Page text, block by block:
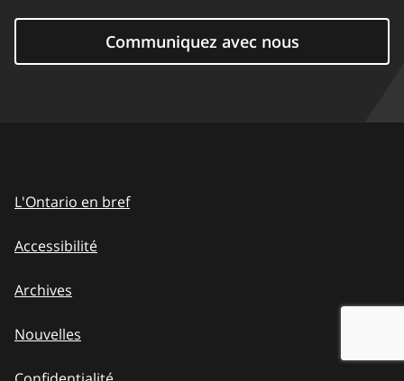
Communiquez avec nous
L'Ontario en bref
Accessibilité
Archives
Nouvelles